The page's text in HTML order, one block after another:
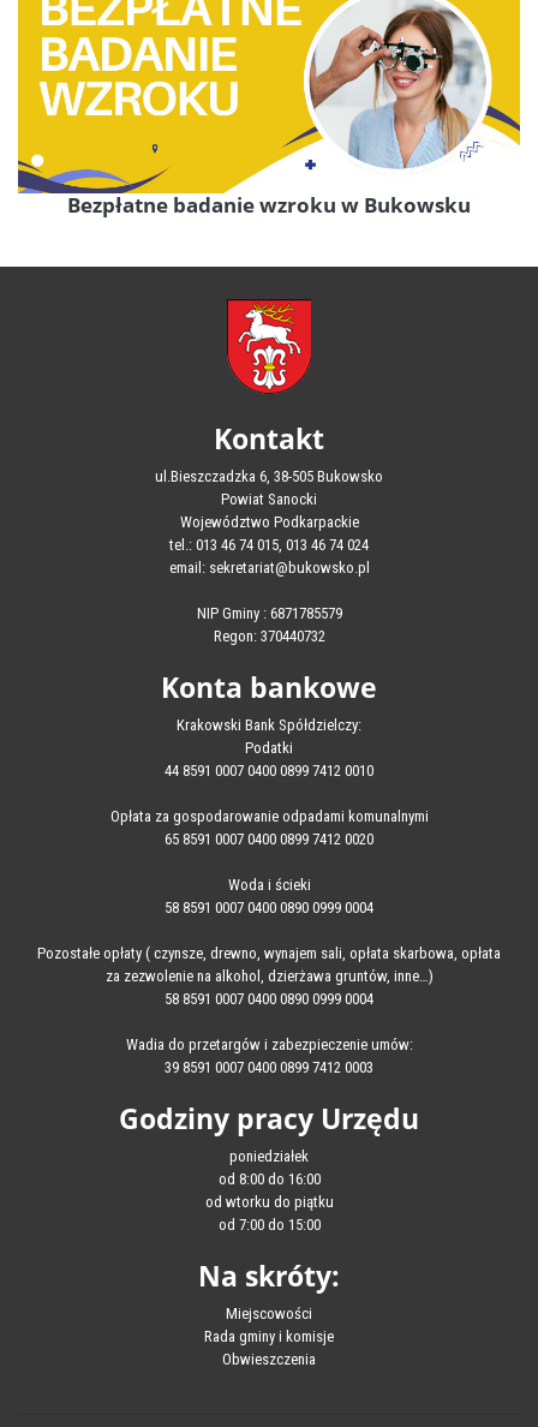
Bezpłatne badanie wzroku w Bukowsku
Kontakt
ul.Bieszczadzka 6, 38-505 Bukowsko
Powiat Sanocki
Województwo Podkarpackie
tel.: 013 46 74 015, 013 46 74 024
email: sekretariat@bukowsko.pl
NIP Gminy : 6871785579
Regon: 370440732
Konta bankowe
Krakowski Bank Spółdzielczy:
Podatki
44 8591 0007 0400 0899 7412 0010
Opłata za gospodarowanie odpadami komunalnymi
65 8591 0007 0400 0899 7412 0020
Woda i ścieki
58 8591 0007 0400 0890 0999 0004
Pozostałe opłaty ( czynsze, drewno, wynajem sali, opłata skarbowa, opłata
za zezwolenie na alkohol, dzierżawa gruntów, inne…)
58 8591 0007 0400 0890 0999 0004
Wadia do przetargów i zabezpieczenie umów:
39 8591 0007 0400 0899 7412 0003
Godziny pracy Urzędu
poniedziałek
od 8:00 do 16:00
od wtorku do piątku
od 7:00 do 15:00
Na skróty:
Miejscowości
Rada gminy i komisje
Obwieszczenia